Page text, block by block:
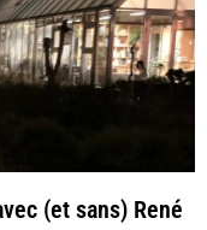
(et sans) René